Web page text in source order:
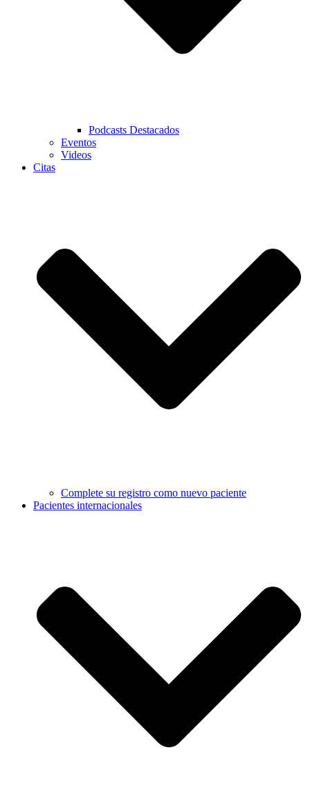
Podcasts Destacados
Eventos
Videos
Citas
Complete su registro como nuevo paciente
Pacientes internacionales